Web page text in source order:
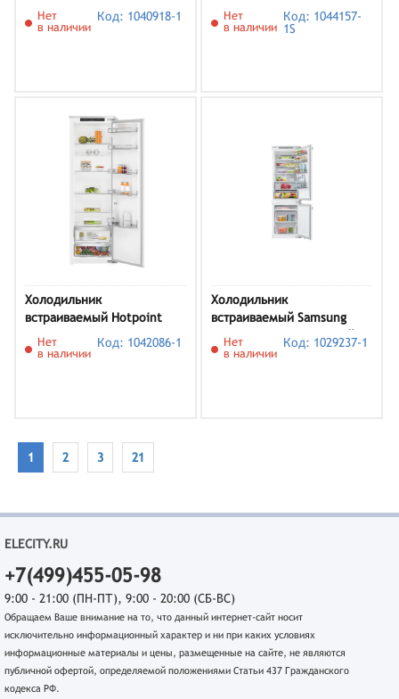
Shtain BR 06 X
Нет
в наличии
Код: 1040918-1
KI5872FE0
Нет
в наличии
Код: 1044157-
1S
Холодильник
встраиваемый Hotpoint
HBDR 18I
Нет
в наличии
Код: 1042086-1
Холодильник
встраиваемый Samsung
BRB26715CWW/EF, белый
Нет
в наличии
Код: 1029237-1
1 2 3 21
ELECITY.RU
+7(499)455-05-98
9:00 - 21:00 (ПН-ПТ), 9:00 - 20:00 (СБ-ВС)
Обращаем Ваше внимание на то, что данный интернет-сайт носит
исключительно информационный характер и ни при каких условиях
информационные материалы и цены, размещенные на сайте, не являются
публичной офертой, определяемой положениями Статьи 437 Гражданского
кодекса РФ.